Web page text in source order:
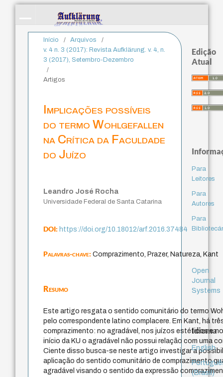
Início / Arquivos
/
v. 4 n. 3 (2017): Revista Aufklärung. v. 4, n.
3 (2017), Setembro-Dezembro
/
Artigos
Implicações possíveis
do termo Wohlgefallen
na Crítica da Faculdade
do Juízo
Leandro José Rocha
Universidade Federal de Santa Catarina
DOI:https://doi.org/10.18012/arf.2016.37484
Palavras-chave:Comprazimento, Prazer, Natureza, Kant
Resumo
Este artigo resgata o sentido comunitário do termo
pelo correspondente latino complacere. Em Kant, há
comprazimento: no agradável, nos juízos estéticos e
início da KU o agradável não possui relação com uma
Ciente disso busca-se neste artigo investigar a
aplicação do sentido comunitário de comprazimento
agradável visando o sentido da expressão
Edição
Atual
Para
Leitores
Para
Autores
Para
Open
Journal
Systems
Idioma
English
(Brasil)